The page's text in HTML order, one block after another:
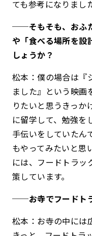
ても参考になりまし
──そもそも、おふ
や「食べる場所を設
しょうか？
松本：僕の場合は『
ました』という映画
りたいと思うきっか
に留学して、勉強を
手伝いをしていたん
もやってみたいと思
には、フードトラッ
策しています。
──お寺でフードト
松本：お寺の中には